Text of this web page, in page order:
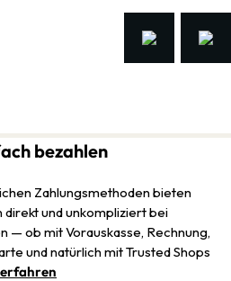
bezahlen
Zahlungsmethoden bieten
und unkompliziert bei
— ob mit Vorauskasse, Rechnung,
und natürlich mit Trusted Shops